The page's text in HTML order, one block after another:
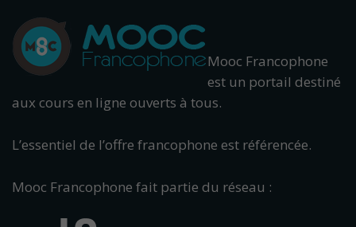
Mooc Francophone
est un portail destiné
aux cours en ligne ouverts à tous.
L’essentiel de l’offre francophone est référencée.
Mooc Francophone fait partie du réseau :